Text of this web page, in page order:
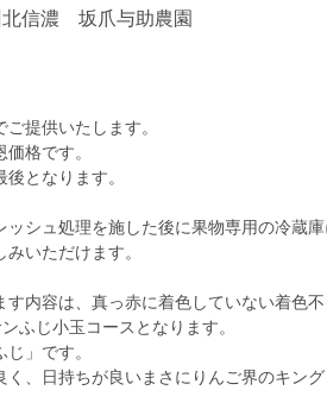
北信濃 坂爪与助農園
提供いたします。
格です。
となります。
シュ処理を施した後に果物専用の冷蔵庫
いただけます。
す内容は、真っ赤に着色していない着色
ふじ小玉コースとなります。
」です。
、日持ちが良いまさにりんご界のキング